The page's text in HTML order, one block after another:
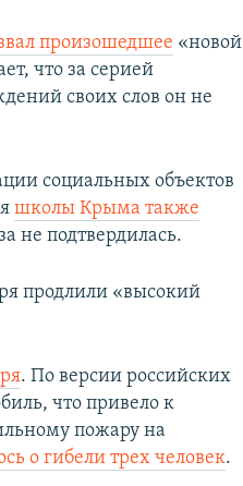
произошедшее «новой
что за серией
своих слов он не
социальных объектов
школы Крыма также
не подтвердилась.
продлили «высокий
. По версии российских
что привело к
пожару на
о гибели трех человек.